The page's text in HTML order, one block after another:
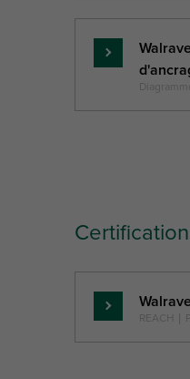
savoir
plus
savoir
REACH